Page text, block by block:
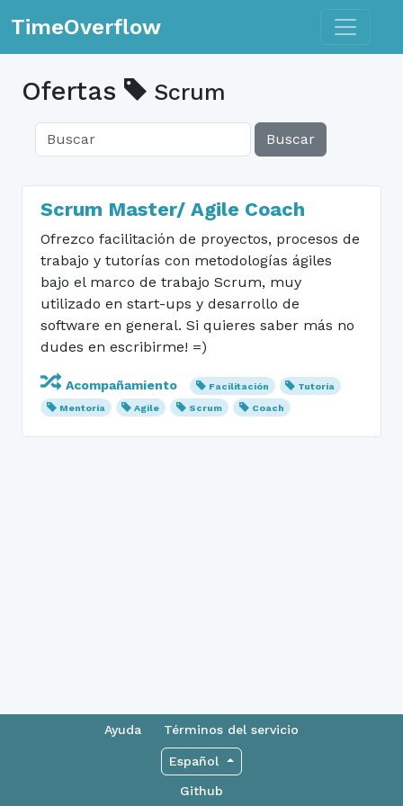
TimeOverflow Toggle
Ofertas Scrum
Buscar
Scrum Master/ Agile Coach
Ofrezco facilitación de proyectos, procesos de
trabajo y tutorías con metodologías ágiles
bajo el marco de trabajo Scrum, muy
utilizado en start-ups y desarrollo de
software en general. Si quieres saber más no
dudes en escribirme! =)
Acompañamiento Facilitación
Tutoría
Mentoría
Agile Scrum Coach
Ayuda Términos del servicio
Español
Github